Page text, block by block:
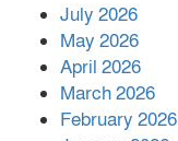
July 2026
May 2026
April 2026
March 2026
February 2026